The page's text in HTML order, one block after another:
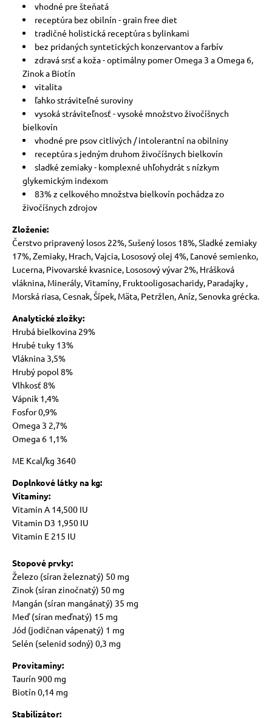
vhodné pre šteňatá
receptúra ​​bez obilnín - grain free diet
tradičné holistická receptúra ​​s bylinkami
bez pridaných syntetických konzervantov a farbív
zdravá srsť a koža - optimálny pomer Omega 3 a Omega 6,
Zinok a Biotín
vitalita
ľahko stráviteľné suroviny
vysoká stráviteľnosť - vysoké množstvo živočíšnych
bielkovín
vhodné pre psov citlivých / intolerantní na obilniny
receptúra ​​s jedným druhom živočíšnych bielkovín
sladké zemiaky - komplexné uhľohydrát s nízkym
glykemickým indexom
83% z celkového množstva bielkovín pochádza zo
živočíšnych zdrojov
Zloženie:
Čerstvo pripravený losos 22%, Sušený losos 18%, Sladké zemiaky
17%, Zemiaky, Hrach, Vajcia, Lososový olej 4%, Ľanové semienko,
Lucerna, Pivovarské kvasnice, Lososový vývar 2%, Hrášková
vláknina, Minerály, Vitamíny, Fruktooligosacharidy, Paradajky ,
Morská riasa, Cesnak, Šípek, Mäta, Petržlen, Aníz, Senovka grécka.
Analytické zložky:
Hrubá bielkovina 29%
Hrubé tuky 13%
Vláknina 3,5%
Hrubý popol 8%
Vlhkosť 8%
Vápnik 1,4%
Fosfor 0,9%
Omega 3 2,7%
Omega 6 1,1%
ME Kcal/kg 3640
Doplnkové látky na kg:
Vitaminy:
Vitamin A 14,500 IU
Vitamin D3 1,950 IU
Vitamin E 215 IU
Stopové prvky:
Železo (síran železnatý) 50 mg
Zinok (síran zinočnatý) 50 mg
Mangán (síran mangánatý) 35 mg
Meď (síran meďnatý) 15 mg
Jód (jodičnan vápenatý) 1 mg
Selén (selenid sodný) 0,3 mg
Provitaminy:
Taurín 900 mg
Biotín 0,14 mg
Stabilizátor: